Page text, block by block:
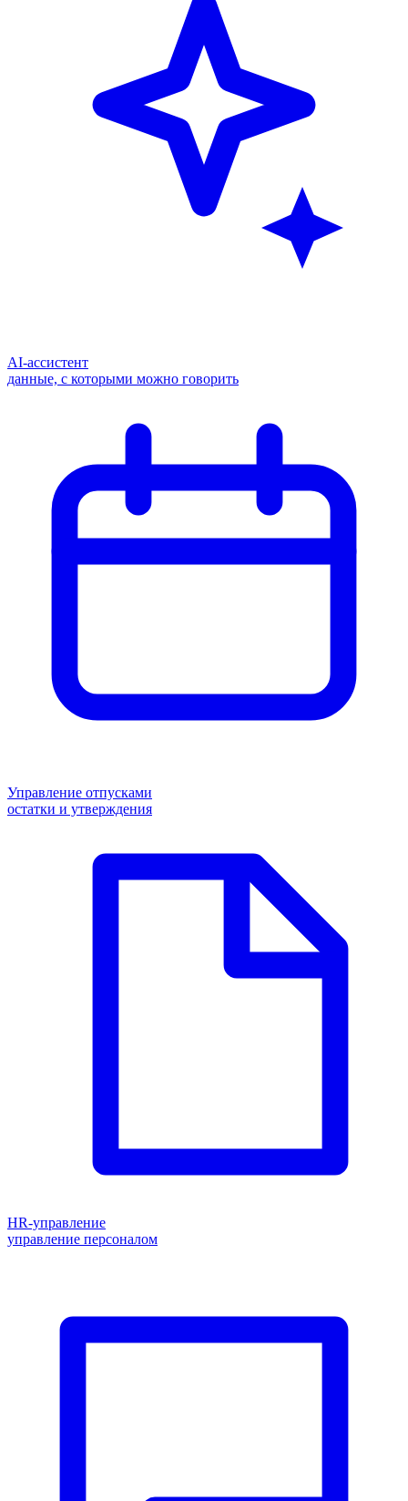
AI-ассистент
данные, с которыми можно говорить
Управление отпусками
остатки и утверждения
HR-управление
управление персоналом